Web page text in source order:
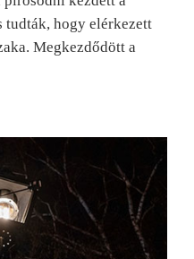
tudták, hogy elérkezett
Megkezdődött a